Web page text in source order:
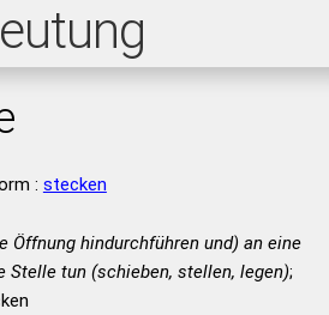
: stecken
Öffnung hindurchführen und) an eine
Stelle tun (schieben, stellen, legen);